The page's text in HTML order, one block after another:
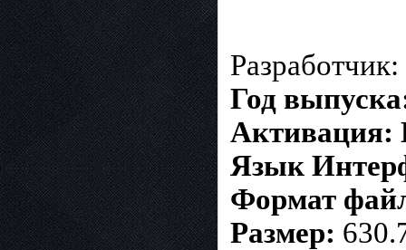
Год
Активация:
Язык
Формат
Размер: